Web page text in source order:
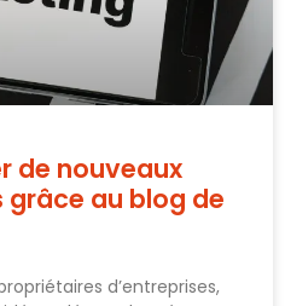
de nouveaux
au blog de
d’entreprises,